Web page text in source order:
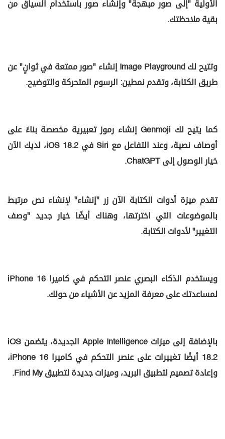
الأولية "إلى صور مبهجة" وإنشاء صور باستخدام السياق من
بقية ملاحظتك.
وتتيح لك Image Playground إنشاء "صور ممتعة في ثوانٍ" عن
طريق الكتابة، وتقدم نمطين: الرسوم المتحركة والتوضيح.
كما يتيح لك Genmoji إنشاء رموز تعبيرية مخصصة بناءً على
أوصاف نصية، وعند التفاعل مع Siri في iOS 18.2، لديك الآن
خيار الوصول إلى ChatGPT.
تقدم ميزة أدوات الكتابة الآن زر "إنشاء" لإنشاء نص مرتبط
بالموضوعات التي اخترتها، وهناك أيضًا خيار جديد "وصف
التغيير" لأدوات الكتابة.
ويستخدم الذكاء البصري عنصر التحكم في كاميرا iPhone 16
لمساعدتك على معرفة المزيد عن الأشياء من حولك.
بالإضافة إلى ميزات Apple Intelligence الجديدة، يتضمن iOS
18.2 أيضًا تغييرات على عنصر التحكم في كاميرا iPhone 16،
وإعادة تصميم لتطبيق البريد، وميزات جديدة لتطبيق Find My.